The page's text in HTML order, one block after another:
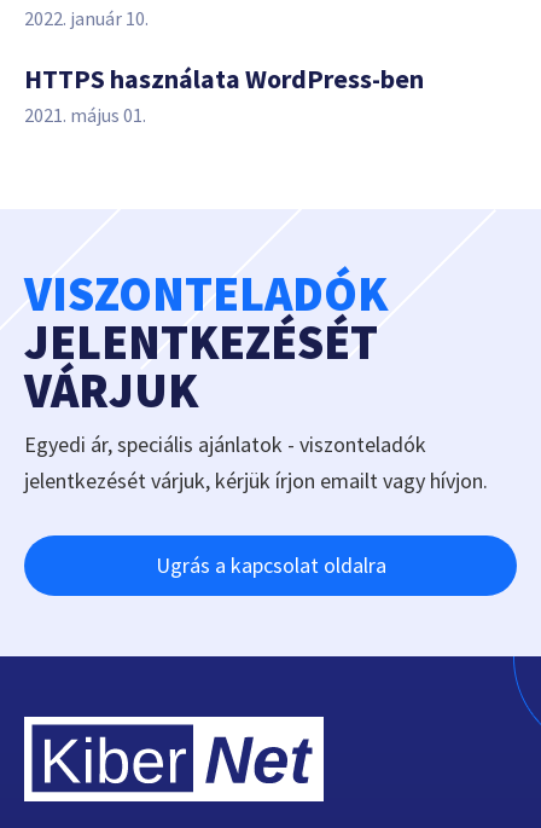
2022. január 10.
HTTPS használata WordPress-ben
2021. május 01.
VISZONTELADÓK
JELENTKEZÉSÉT
VÁRJUK
Egyedi ár, speciális ajánlatok - viszonteladók
jelentkezését várjuk, kérjük írjon emailt vagy hívjon.
Ugrás a kapcsolat oldalra